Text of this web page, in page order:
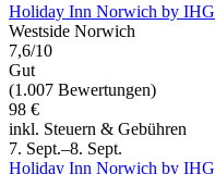
Holiday Inn Norwich by IHG
Westside Norwich
7,6/10
Gut
(1.007 Bewertungen)
98 €
inkl. Steuern & Gebühren
7. Sept.–8. Sept.
Holiday Inn Norwich by IHG